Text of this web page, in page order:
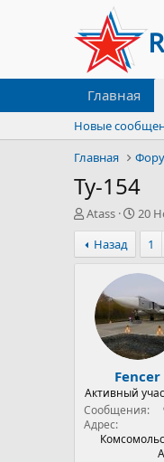
Главная
Новые
Главная
Ту-154
А
в
т
о
Atass
Д
а
а
н
а
ч
а
л
а
20
Назад
1
Fencer
Активный
Сообщения
Адрес